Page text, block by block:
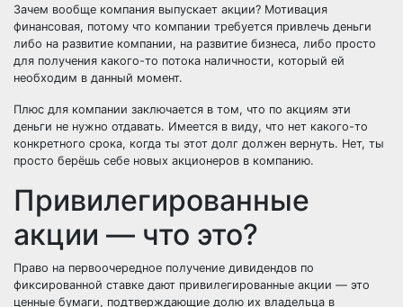
Зачем вообще компания выпускает акции? Мотивация
финансовая, потому что компании требуется привлечь деньги
либо на развитие компании, на развитие бизнеса, либо просто
для получения какого-то потока наличности, который ей
необходим в данный момент.
Плюс для компании заключается в том, что по акциям эти
деньги не нужно отдавать. Имеется в виду, что нет какого-то
конкретного срока, когда ты этот долг должен вернуть. Нет, ты
просто берёшь себе новых акционеров в компанию.
Привилегированные
акции — что это?
Право на первоочередное получение дивидендов по
фиксированной ставке дают привилегированные акции — это
ценные бумаги, подтверждающие долю их владельца в